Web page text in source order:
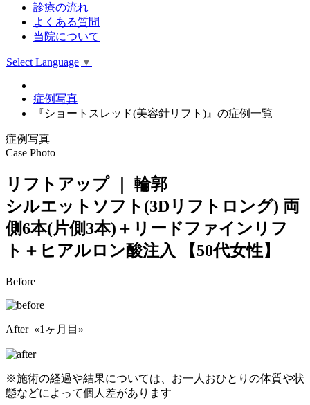
診療の流れ
よくある質問
当院について
Select Language ▼
症例写真
『ショートスレッド(美容針リフト)』の症例一覧
症例写真
Case Photo
リフトアップ ｜ 輪郭
シルエットソフト(3Dリフトロング) 両
側6本(片側3本)＋リードファインリフ
ト＋ヒアルロン酸注入
【50代女性】
Before
After «1ヶ月目»
※施術の経過や結果については、お一人おひとりの体質や状
態などによって個人差があります